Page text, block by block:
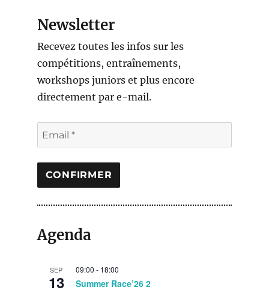
Newsletter
Recevez toutes les infos sur les
compétitions, entraînements,
workshops juniors et plus encore
directement par e-mail.
Agenda
SEP
13
09:00 - 18:00
Summer Race’26 2